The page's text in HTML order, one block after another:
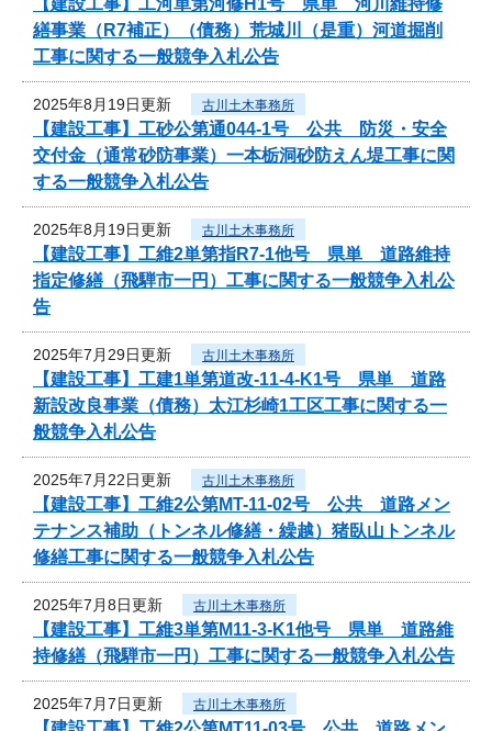
繕事業（R7補正）（債務）荒城川（是重）河道掘削
工事に関する一般競争入札公告
2025年8月19日更新 古川土木事務所
【建設工事】工砂公第通044-1号 公共 防災・安全
交付金（通常砂防事業）一本栃洞砂防えん堤工事に関
する一般競争入札公告
2025年8月19日更新 古川土木事務所
【建設工事】工維2単第指R7-1他号 県単 道路維持
指定修繕（飛騨市一円）工事に関する一般競争入札公
告
2025年7月29日更新 古川土木事務所
【建設工事】工建1単第道改-11-4-K1号 県単 道路
新設改良事業（債務）太江杉崎1工区工事に関する一
般競争入札公告
2025年7月22日更新 古川土木事務所
【建設工事】工維2公第MT-11-02号 公共 道路メン
テナンス補助（トンネル修繕・繰越）猪臥山トンネル
修繕工事に関する一般競争入札公告
2025年7月8日更新 古川土木事務所
【建設工事】工維3単第M11-3-K1他号 県単 道路維
持修繕（飛騨市一円）工事に関する一般競争入札公告
2025年7月7日更新 古川土木事務所